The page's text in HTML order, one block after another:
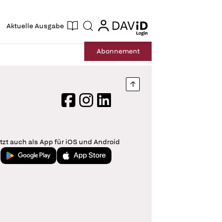
Aktuelle Ausgabe Suche login
login
Abonnement
Nach oben springen
FacebookInstagram
LinkedIn
auch als App für iOS und Android
Jetzt bei Google PlayLaden im App Store